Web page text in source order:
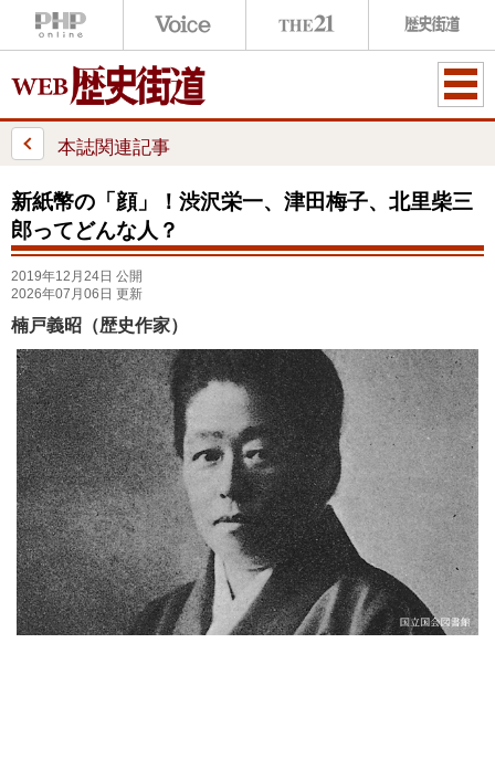
ME
本誌関連記事
新紙幣の「顔」！渋沢栄一、津田梅子、北里柴三
郎ってどんな人？
2019年12月24日 公開
2026年07月06日 更新
楠戸義昭（歴史作家）